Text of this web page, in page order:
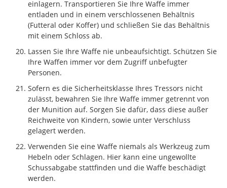
einlagern. Transportieren Sie Ihre Waffe immer
entladen und in einem verschlossenen Behältnis
(Futteral oder Koffer) und schließen Sie das Behältnis
mit einem Schloss ab.
Lassen Sie Ihre Waffe nie unbeaufsichtigt. Schützen Sie
Ihre Waffen immer vor dem Zugriff unbefugter
Personen.
Sofern es die Sicherheitsklasse Ihres Tressors nicht
zulässt, bewahren Sie Ihre Waffe immer getrennt von
der Munition auf. Sorgen Sie dafür, dass diese außer
Reichweite von Kindern, sowie unter Verschluss
gelagert werden.
Verwenden Sie eine Waffe niemals als Werkzeug zum
Hebeln oder Schlagen. Hier kann eine ungewollte
Schussabgabe stattfinden und die Waffe beschädigt
werden.